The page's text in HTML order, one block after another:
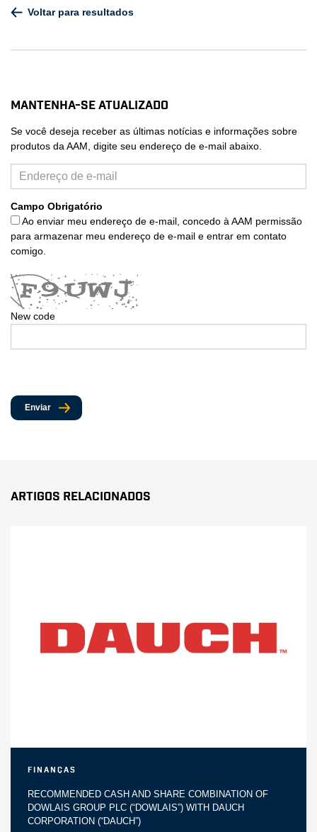
Voltar para resultados
Mantenha-se atualizado
Se você deseja receber as últimas notícias e informações sobre
produtos da AAM, digite seu endereço de e-mail abaixo.
Campo Obrigatório
Ao enviar meu endereço de e-mail, concedo à AAM permissão
para armazenar meu endereço de e-mail e entrar em contato
comigo.
New code
Enviar
Artigos Relacionados
Finanças
RECOMMENDED CASH AND SHARE COMBINATION OF
DOWLAIS GROUP PLC (“DOWLAIS”) WITH DAUCH
CORPORATION (“DAUCH”)